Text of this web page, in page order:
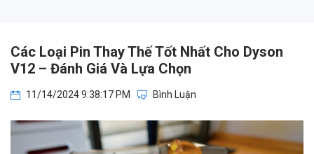
Các Loại Pin Thay Thế Tốt Nhất Cho Dyson
V12 – Đánh Giá Và Lựa Chọn
11/14/2024 9:38:17 PM Bình Luận